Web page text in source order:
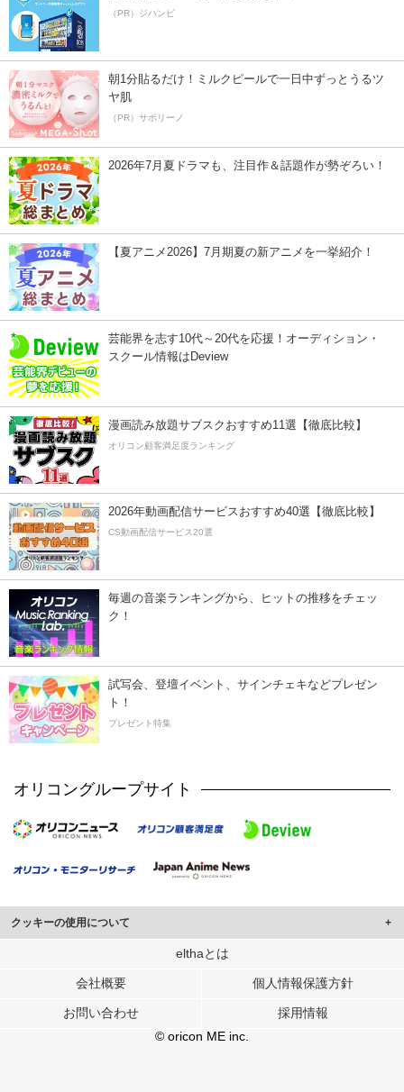
（PR）ジハンピ
朝1分貼るだけ！ミルクピールで一日中ずっとうるツ
ヤ肌
（PR）サボリーノ
2026年7月夏ドラマも、注目作＆話題作が勢ぞろい！
【夏アニメ2026】7月期夏の新アニメを一挙紹介！
芸能界を志す10代～20代を応援！オーディション・
スクール情報はDeview
漫画読み放題サブスクおすすめ11選【徹底比較】
オリコン顧客満足度ランキング
2026年動画配信サービスおすすめ40選【徹底比較】
CS動画配信サービス20選
毎週の音楽ランキングから、ヒットの推移をチェッ
ク！
試写会、登壇イベント、サインチェキなどプレゼン
ト！
プレゼント特集
オリコングループサイト
クッキーの使用について
このサイトでは Cookie を使用して、ユーザーに合わせたコンテンツや広告の
行っています。
メディアや広告配信、データ解析の各パートナーに提供しています。
各パートナーは、この情報とユーザーが各パートナーに提供した他の情報や、
ユーザーが各パートナーのサービスを使用したときに収集した他の情報を組み
elthaとは
会社概要 個人情報保護方針
お問い合わせ
採用情報
© oricon ME inc.